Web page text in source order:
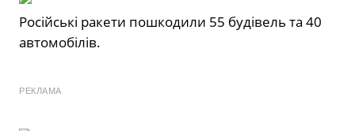
Російські ракети пошкодили 55 будівель та 40
автомобілів.
РЕКЛАМА